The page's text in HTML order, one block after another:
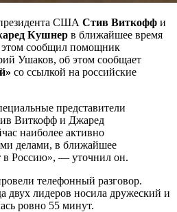
США Стив Виткофф и
Кушнер в ближайшее время
этом сообщил помощник
Ушаков, об этом сообщает
со ссылкой на российские
представители
Виткофф и Джаред
наиболее активно
делами, в ближайшее
в Россию», — уточнил он.
телефонный разговор.
двух лидеров носила дружеский и
ровно 55 минут.